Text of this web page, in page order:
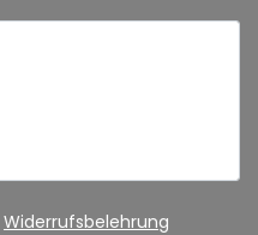
Widerrufsbelehrung